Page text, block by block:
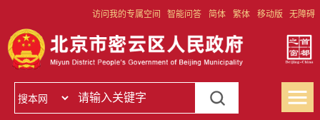
访问我的专属空间 智能问答 简体 繁体 移动版 无障碍